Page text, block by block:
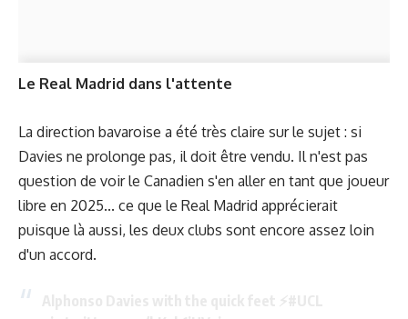
Le Real Madrid dans l'attente
La direction bavaroise a été très claire sur le sujet : si
Davies ne prolonge pas, il doit être vendu. Il n'est pas
question de voir le Canadien s'en aller en tant que joueur
libre en 2025... ce que le Real Madrid apprécierait
puisque là aussi, les deux clubs sont encore assez loin
d'un accord.